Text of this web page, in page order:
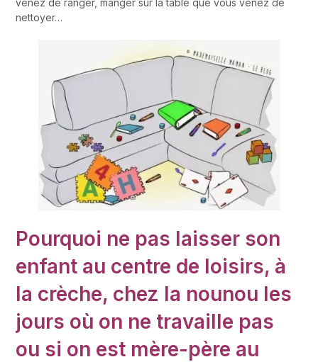
venez de ranger, manger sur la table que vous venez de
nettoyer…
Pourquoi ne pas laisser son
enfant au centre de loisirs, à
la crèche, chez la nounou les
jours où on ne travaille pas
ou si on est mère-père au